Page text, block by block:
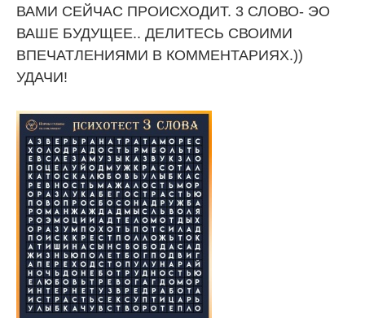
ВАМИ СЕЙЧАС ПРОИСХОДИТ. 3 СЛОВО- ЭО
ВАШЕ БУДУЩЕЕ.. ДЕЛИТЕСЬ СВОИМИ
ВПЕЧАТЛЕНИЯМИ В КОММЕНТАРИЯХ.))
УДАЧИ!